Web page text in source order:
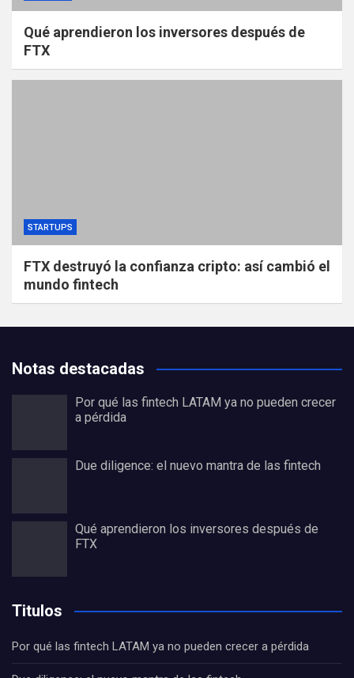
Qué aprendieron los inversores después de
FTX
STARTUPS
FTX destruyó la confianza cripto: así cambió el
mundo fintech
Notas destacadas
Por qué las fintech LATAM ya no pueden crecer
a pérdida
Due diligence: el nuevo mantra de las fintech
Qué aprendieron los inversores después de
FTX
Titulos
Por qué las fintech LATAM ya no pueden crecer a pérdida